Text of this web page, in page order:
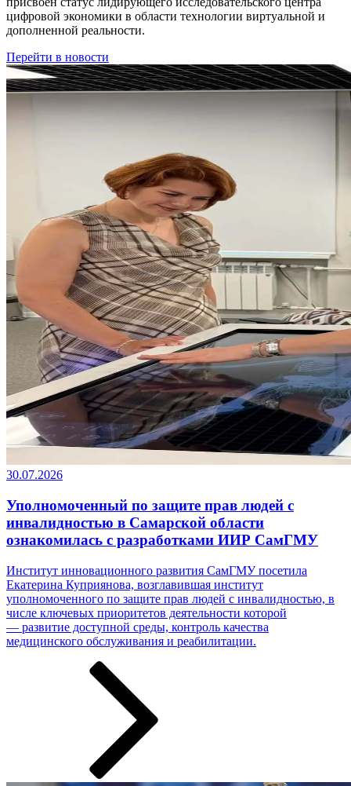
цифровой экономики в области технологии виртуальной и
дополненной реальности.
Перейти в новости
30.07.2026
Уполномоченный по защите прав людей с
инвалидностью в Самарской области
ознакомилась с разработками ИИР СамГМУ
Институт инновационного развития СамГМУ посетила
Екатерина Куприянова, возглавившая институт
уполномоченного по защите прав людей с инвалидностью, в
числе ключевых приоритетов деятельности которой
— развитие доступной среды, контроль качества
медицинского обслуживания и реабилитации.